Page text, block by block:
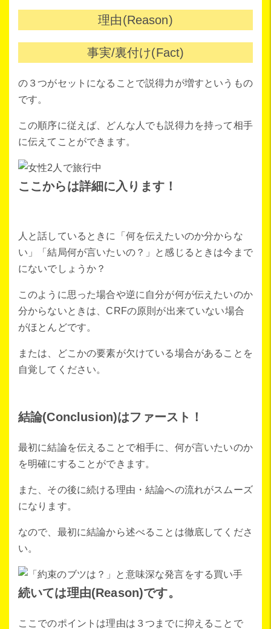
理由(Reason)
事実/裏付け(Fact)
の３つがセットになることで説得力が増すというもの
です。
この順序に従えば、どんな人でも説得力を持って相手
に伝えてことができます。
ここからは詳細に入ります！
人と話しているときに「何を伝えたいのか分からな
い」「結局何が言いたいの？」と感じるときは今まで
にないでしょうか？
このように思った場合や逆に自分が何が伝えたいのか
分からないときは、CRFの原則が出来ていない場合
がほとんどです。
または、どこかの要素が欠けている場合があることを
自覚してください。
結論(Conclusion)はファースト！
最初に結論を伝えることで相手に、何が言いたいのか
を明確にすることができます。
また、その後に続ける理由・結論への流れがスムーズ
になります。
なので、最初に結論から述べることは徹底してくださ
い。
続いては理由(Reason)です。
ここでのポイントは理由は３つまでに抑えることで